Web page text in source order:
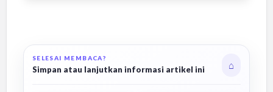
SELESAI MEMBACA?
Simpan atau lanjutkan informasi artikel ini ⌂